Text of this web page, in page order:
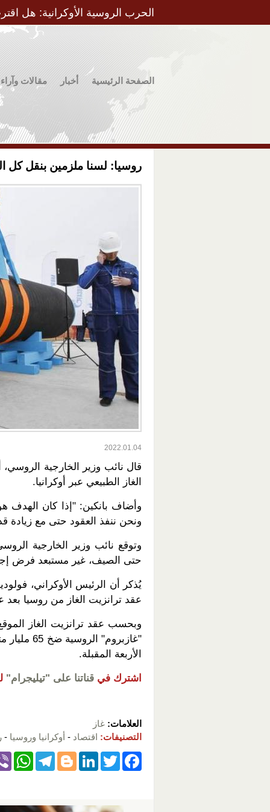
الحرب الروسية الأوكرانية: هل
الصفحة الرئيسية أخبار مقالات وآراء
روسيا: لسنا ملزمين بنقل كل
2022.01.04
قال نائب وزير الخارجية الروسي،
الغاز الطبيعي عبر أوكرانيا.
وأضاف بانكين: "إذا كان الهدف
ونحن ننفذ العقود حتى مع زيادة قدرها
حتى الصيف، غير مستبعد فرض
يُذكر أن الرئيس الأوكراني،
عقد ترانزيت الغاز من روسيا بعد عام
الأربعة المقبلة.
اشترك في قناتنا على "تيليجرام"
العلامات: غاز
التصنيفات: اقتصاد - أوكرانيا وروسيا -
F
T
Li
Bl
T